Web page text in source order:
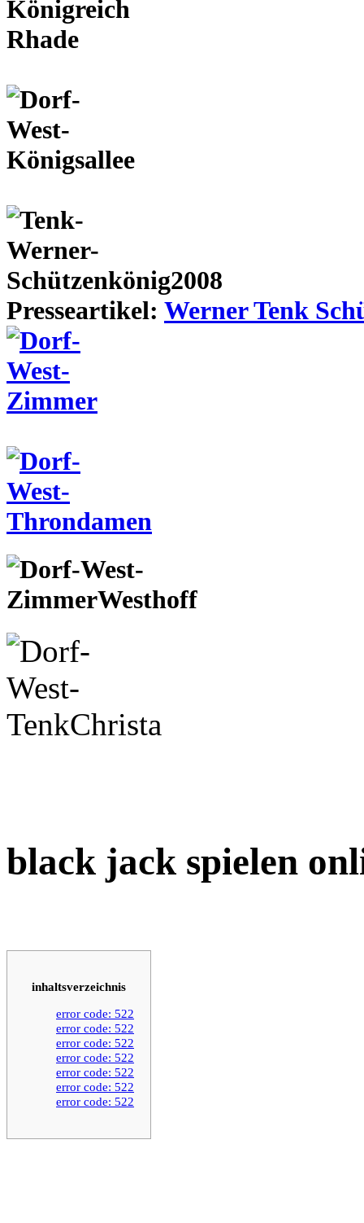
Presseartikel: Werner Tenk
black jack spielen
inhaltsverzeichnis
error code: 522
error code: 522
error code: 522
error code: 522
error code: 522
error code: 522
error code: 522